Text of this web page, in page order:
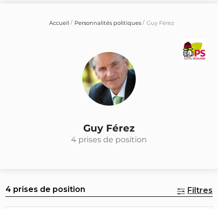
Accueil Personnalités politiques Guy Férez
Guy Férez
4 prises de position
4 prises de position Filtres